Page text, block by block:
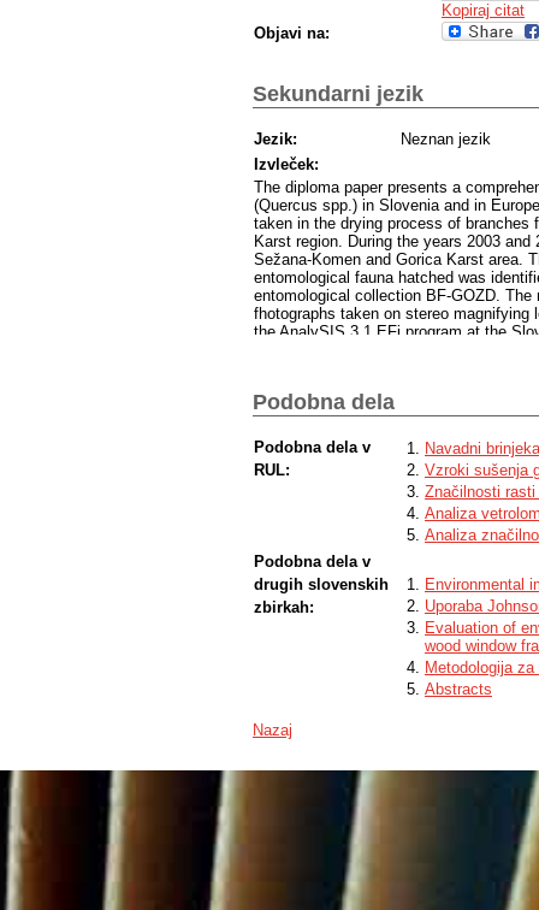
Kopiraj citat
Objavi na:
Sekundarni jezik
Jezik:
Neznan jezik
Izvleček:
The diploma paper presents a
(Quercus spp.) in Slovenia and in
taken in the drying process of branches
Karst region. During the years 2003
Sežana-Komen and Gorica Karst area.
entomological fauna hatched was
entomological collection BF-GOZD.
fhotographs taken on stereo
the AnalySIS 3.1 EFi program at the
Buprestidae Corebus florentinus; from
Phenology has been established as
kinds found have been described.The
Tilloidea unifasciata belonging to family
identified during the drying process of
the lower Karst area have been defined.
Podobna dela
Podobna dela v
RUL:
Navadni
Vzroki sušenja
Značilnosti
Analiza
Analiza
Podobna dela v
drugih slovenskih
zbirkah:
Environmental
Uporaba
Evaluation of
wood window
Metodologija
Abstracts
Nazaj